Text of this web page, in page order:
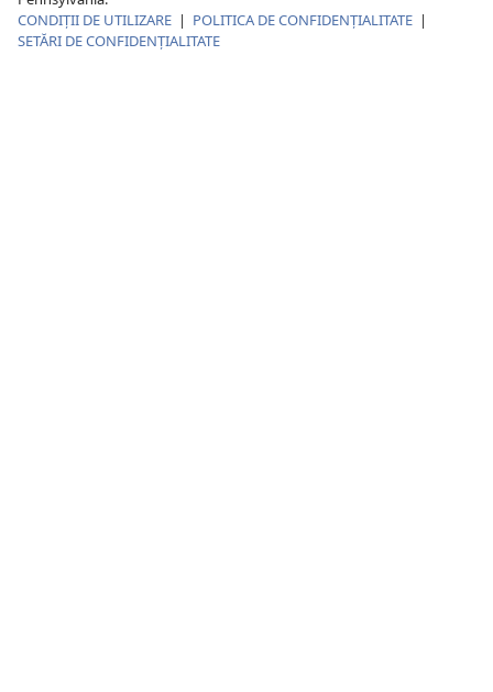
CONDIȚII DE UTILIZARE | POLITICA DE CONFIDENŢIALITATE |
SETĂRI DE CONFIDENȚIALITATE